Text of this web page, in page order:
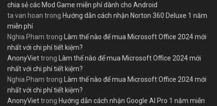
chia sẻ các Mod Game miễn phí dành cho Android
ta van hoan trong Hướng dẫn cách nhận Norton 360 Deluxe 1 năm
miễn phí
Nghia Pham trong Làm thế nào để mua Microsoft Office 2024 mới
nhất với chi phí tiết kiệm?
AnonyViettrong Làm thế nào để mua Microsoft Office 2024 mới
nhất với chi phí tiết kiệm?
Nghia Pham trong Làm thế nào để mua Microsoft Office 2024 mới
nhất với chi phí tiết kiệm?
AnonyViettrong Hướng dẫn cách nhận Google AI Pro 1 năm miễn